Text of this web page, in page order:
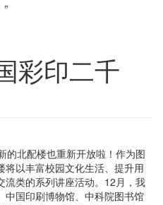
彩印二千
北配楼也重新开放啦！作为图
以丰富校园文化生活、提升用
流类的系列讲座活动。12月，我
中国印刷博物馆、中科院图书馆